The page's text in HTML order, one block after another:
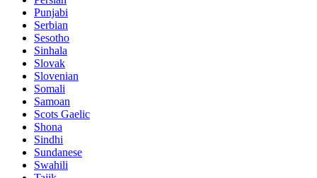
Punjabi
Serbian
Sesotho
Sinhala
Slovak
Slovenian
Somali
Samoan
Scots Gaelic
Shona
Sindhi
Sundanese
Swahili